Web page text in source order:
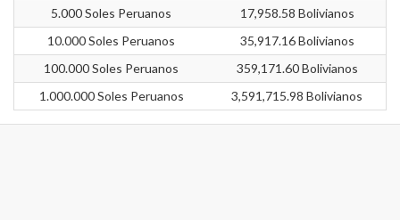
5.000 Soles Peruanos
17,958.58 Bolivianos
10.000 Soles Peruanos
35,917.16 Bolivianos
100.000 Soles Peruanos
359,171.60 Bolivianos
1.000.000 Soles Peruanos
3,591,715.98 Bolivianos